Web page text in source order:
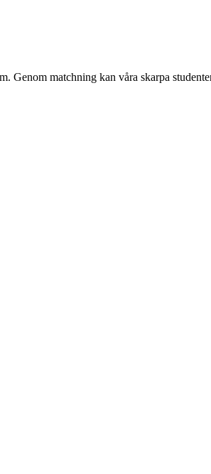
Genom matchning kan våra skarpa